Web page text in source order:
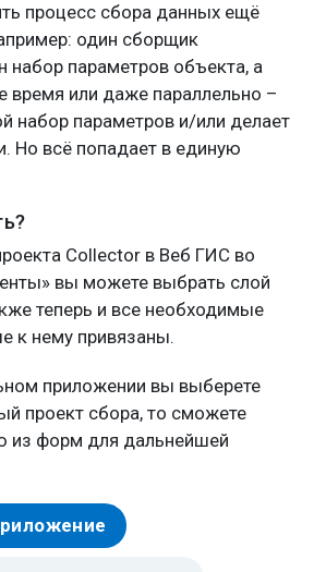
процесс сбора данных ещё
один сборщик
набор параметров объекта, а
время или даже параллельно –
набор параметров и/или делает
Но всё попадает в единую
Collector в Веб ГИС во
вы можете выбрать слой
теперь и все необходимые
к нему привязаны.
приложении вы выберете
проект сбора, то сможете
из форм для дальнейшей